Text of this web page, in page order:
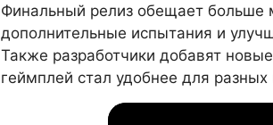
Финальный релиз обещает больше
дополнительные испытания и
Также разработчики добавят
геймплей стал удобнее для разных